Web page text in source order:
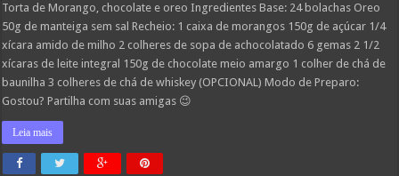
Morango,
Chocolate
e
Oreo
Torta de Morango, chocolate e oreo Ingredientes Base: 24 bolachas Oreo
50g de manteiga sem sal Recheio: 1 caixa de morangos 150g de açúcar 1/4
xícara amido de milho 2 colheres de sopa de achocolatado 6 gemas 2 1/2
xícaras de leite integral 150g de chocolate meio amargo 1 colher de chá de
baunilha 3 colheres de chá de whiskey (OPCIONAL) Modo de Preparo:
Gostou? Partilha com suas amigas 😉
Leia mais